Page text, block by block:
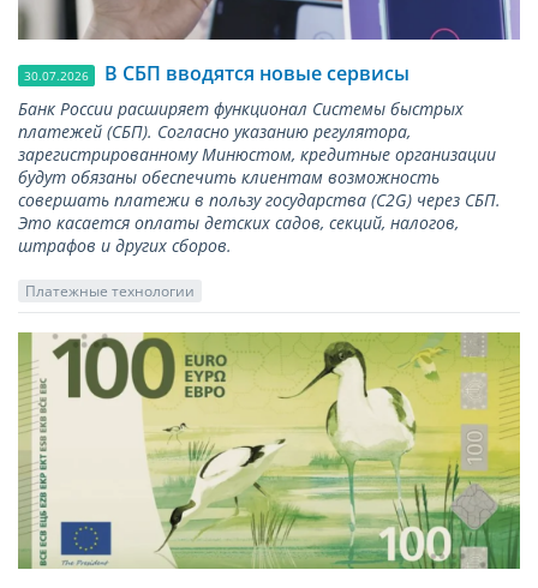
30.07.2026 В СБП вводятся новые сервисы
Банк России расширяет функционал Системы быстрых
платежей (СБП). Согласно указанию регулятора,
зарегистрированному Минюстом, кредитные организации
будут обязаны обеспечить клиентам возможность
совершать платежи в пользу государства (С2G) через СБП.
Это касается оплаты детских садов, секций, налогов,
штрафов и других сборов.
Платежные технологии